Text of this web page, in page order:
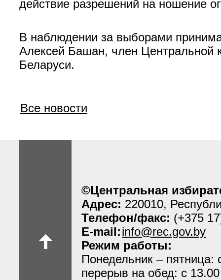
действие разрешений на ношение
В наблюдении за выборами
Алексей Башан, член Центральной
Беларуси.
Все новости
©Центральная
Адрес: 220010,
Телефон/факс: (+375
E-mail:info@rec.gov.by
Режим работы:
Понедельник – пятница:
перерыв на обед: с